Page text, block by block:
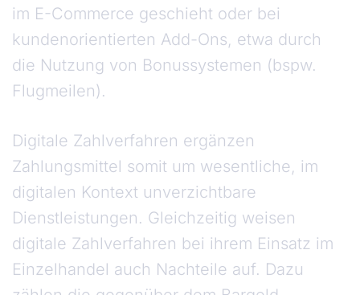
im E-Commerce geschieht oder bei
kundenorientierten Add-Ons, etwa durch
die Nutzung von Bonussystemen (bspw.
Flugmeilen).
Digitale Zahlverfahren ergänzen
Zahlungsmittel somit um wesentliche, im
digitalen Kontext unverzichtbare
Dienstleistungen. Gleichzeitig weisen
digitale Zahlverfahren bei ihrem Einsatz im
Einzelhandel auch Nachteile auf. Dazu